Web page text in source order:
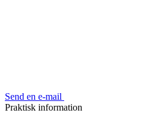
Send en e-mail
Praktisk information